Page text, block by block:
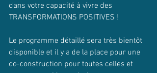
dans votre capacité à vivre des
TRANSFORMATIONS POSITIVES !
Le programme détaillé sera très bientôt
disponible et il y a de la place pour une
co-construction pour toutes celles et